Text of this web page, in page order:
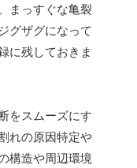
まっすぐな亀裂
グザグになって
に残しておきま
をスムーズにす
れの原因特定や
構造や周辺環境